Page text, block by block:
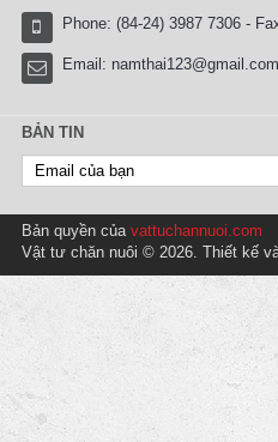
Phone: (84-24) 3987 7306 -
Email:
BẢN TIN
Bản quyền của vattuchannuoi.com
Vật tư chăn nuôi © 2026. Thiết kế